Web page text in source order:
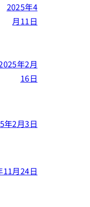
2025年4
月11日
年2月
16日
年2月3日
11月24日